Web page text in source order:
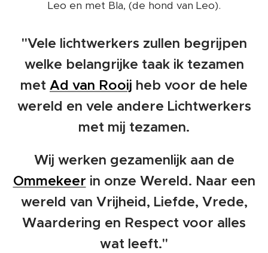
Leo en met Bla, (de hond van Leo).
"Vele lichtwerkers zullen begrijpen
welke belangrijke taak ik tezamen
met Ad van Rooij heb voor de hele
wereld en vele andere Lichtwerkers
met mij tezamen.
Wij werken gezamenlijk aan de
Ommekeer in onze Wereld. Naar een
wereld van Vrijheid, Liefde, Vrede,
Waardering en Respect voor alles
wat leeft."